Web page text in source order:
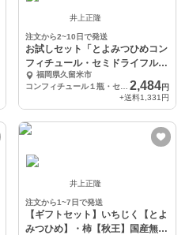
井上正隆
注文から2~10日で発送
お試しセット「とよみつひめコン
フィチュール・セミドライフルー
ツ」福岡県久留米市
コンフィチュール１瓶・セミドライフルーツ１パック
2,484円
+送料1,331円
井上正隆
注文から1~7日で発送
【ギフトセット】いちじく【とよ
みつひめ】・柿【秋王】国産無添